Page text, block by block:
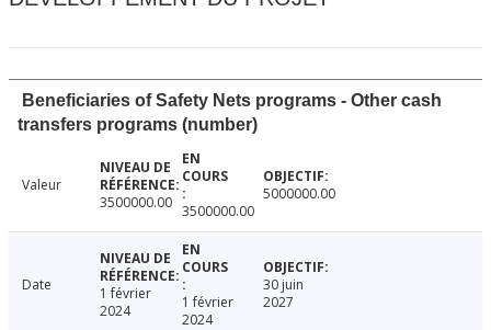
Beneficiaries of Safety Nets programs - Other cash
transfers programs (number)
Valeur
3500000.00 3500000.00
5000000.00
Date
1 février
2024
1 février
2024
30 juin
2027